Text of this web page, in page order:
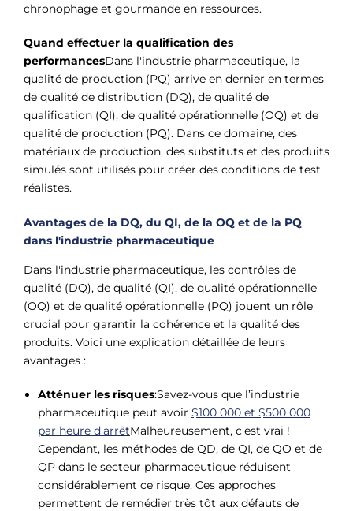
chronophage et gourmande en ressources.
Quand effectuer la qualification des
performancesDans l'industrie pharmaceutique, la
qualité de production (PQ) arrive en dernier en termes
de qualité de distribution (DQ), de qualité de
qualification (QI), de qualité opérationnelle (OQ) et de
qualité de production (PQ). Dans ce domaine, des
matériaux de production, des substituts et des produits
simulés sont utilisés pour créer des conditions de test
réalistes.
Avantages de la DQ, du QI, de la OQ et de la PQ
dans l'industrie pharmaceutique
Dans l'industrie pharmaceutique, les contrôles de
qualité (DQ), de qualité (QI), de qualité opérationnelle
(OQ) et de qualité opérationnelle (PQ) jouent un rôle
crucial pour garantir la cohérence et la qualité des
produits. Voici une explication détaillée de leurs
avantages :
Atténuer les risques:Savez-vous que l’industrie
pharmaceutique peut avoir $100 000 et $500 000
par heure d'arrêtMalheureusement, c'est vrai !
Cependant, les méthodes de QD, de QI, de QO et de
QP dans le secteur pharmaceutique réduisent
considérablement ce risque. Ces approches
permettent de remédier très tôt aux défauts de